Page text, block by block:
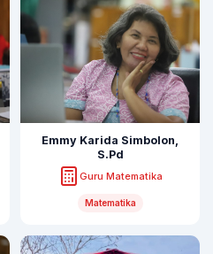
Emmy Karida Simbolon,
S.Pd
Guru Matematika
Matematika